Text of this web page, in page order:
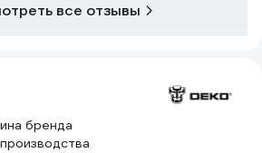
все отзывы
бренда